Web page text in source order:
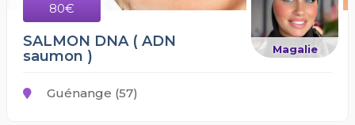
80€
Magalie
SALMON DNA ( ADN
saumon )
Guénange (57)